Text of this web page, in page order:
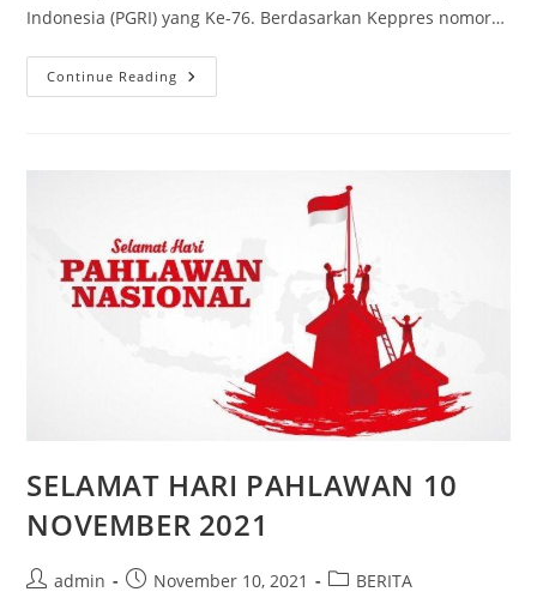
Indonesia (PGRI) yang Ke-76. Berdasarkan Keppres nomor…
Continue Reading PERINGATAN
HUT
SISWA
SECARA
SIMBOLIS.
SELAMAT HARI PAHLAWAN 10
NOVEMBER 2021
Postadmin
PostNovember 10, 2021
PostBERITA